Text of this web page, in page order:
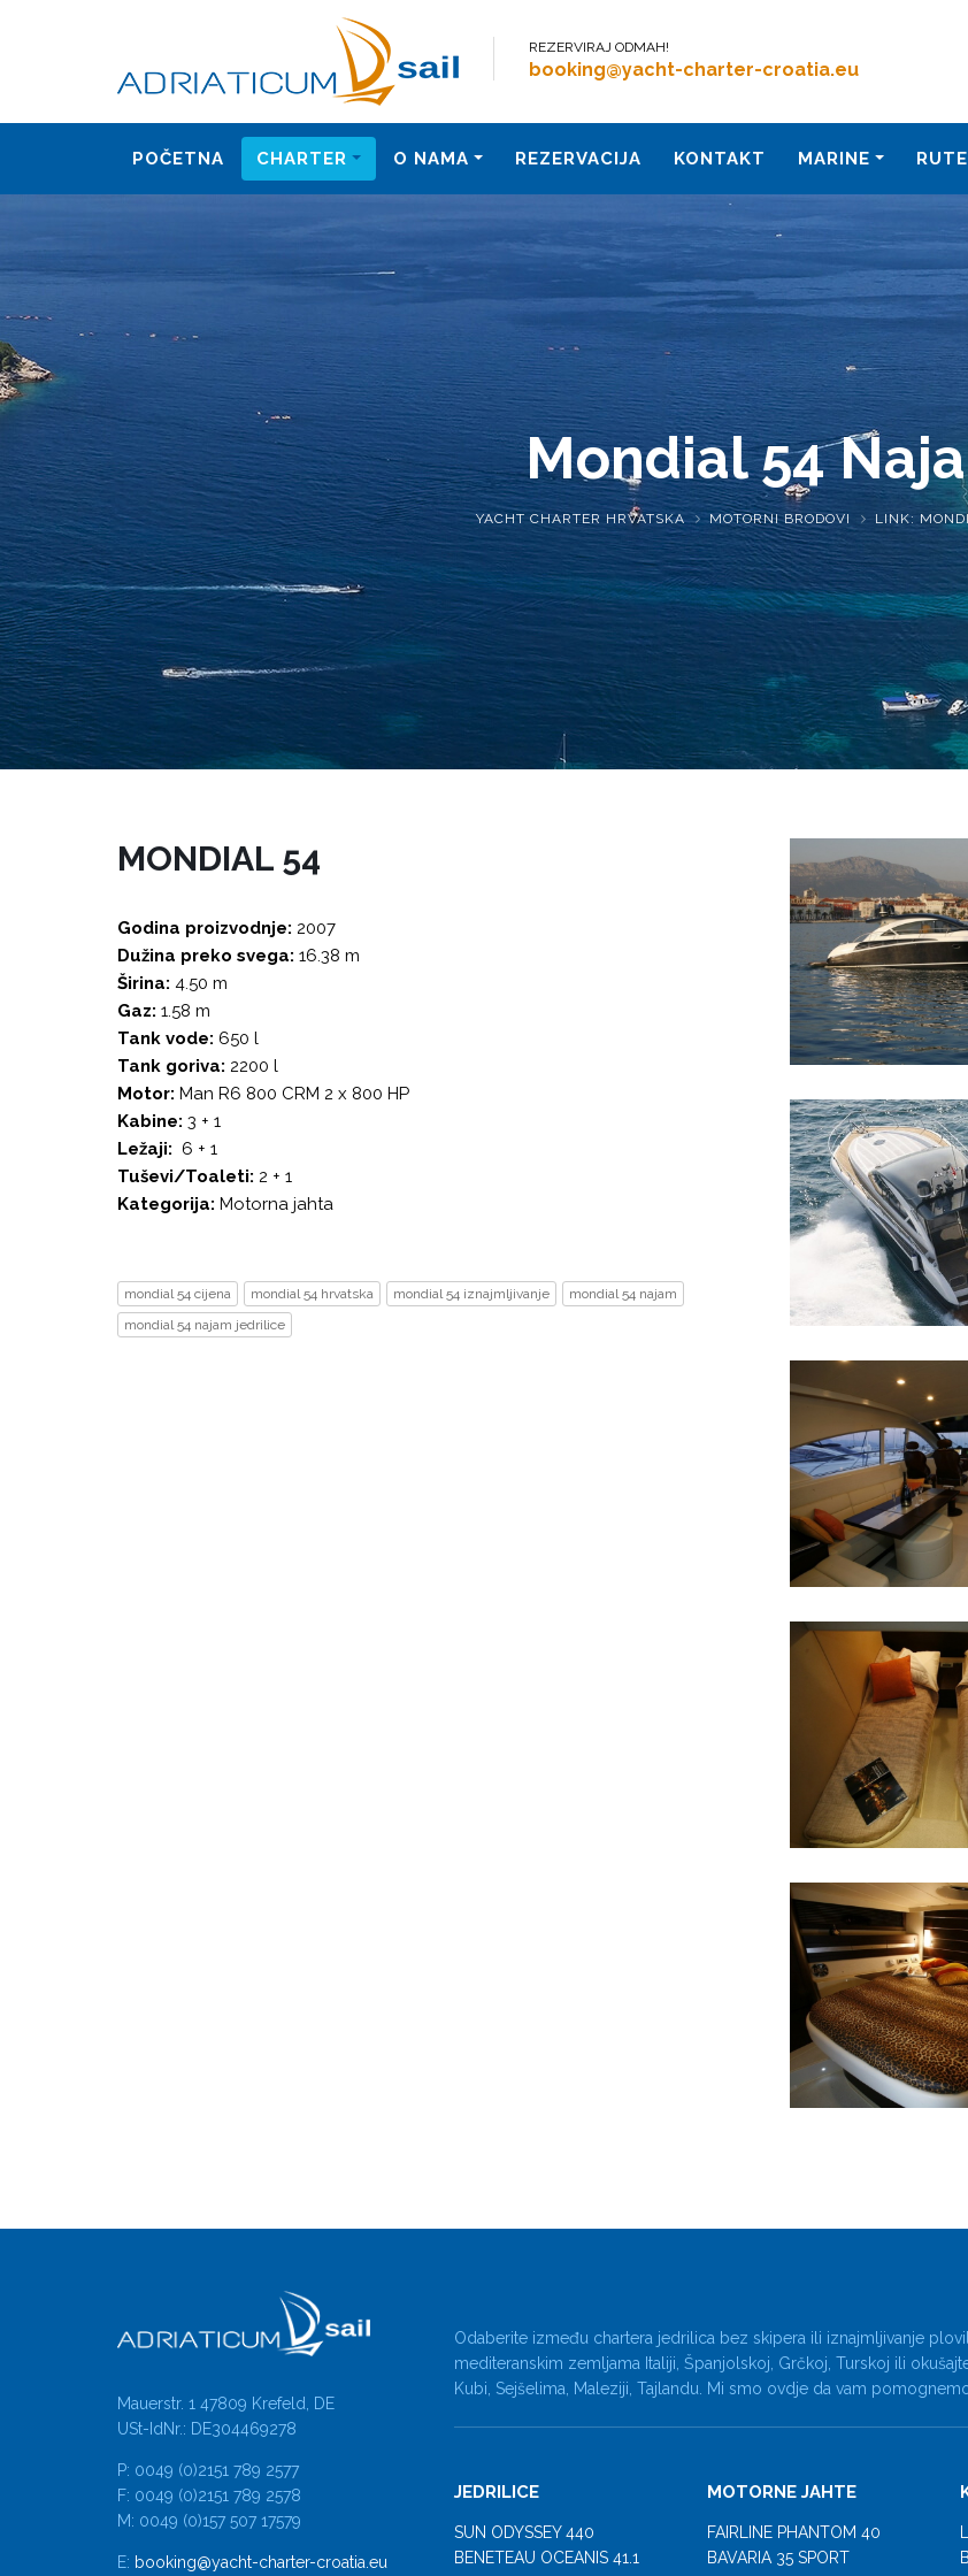
REZERVIRAJ ODMAH!
booking@yacht-charter-croatia.eu
POČETNA CHARTER O NAMA REZERVACIJA KONTAKT MARINE RUTE
Mondial 54
YACHT CHARTER HRVATSKA MOTORNI BRODOVI LINK:
MONDIAL 54
Godina proizvodnje: 2007
Dužina preko svega: 16.38 m
Širina: 4.50 m
Gaz: 1.58 m
Tank vode: 650 l
Tank goriva: 2200 l
Motor: Man R6 800 CRM 2 x 800 HP
Kabine: 3 + 1
Ležaji: 6 + 1
Tuševi/Toaleti: 2 + 1
Kategorija: Motorna jahta
mondial 54 cijena mondial 54 hrvatska mondial 54 iznajmljivanje
mondial 54 najam
mondial 54 najam jedrilice
Mauerstr. 1 47809 Krefeld, DE
USt-IdNr.: DE304469278
P: 0049 (0)2151 789 2577
F: 0049 (0)2151 789 2578
M: 0049 (0)157 507 17579
E: booking@yacht-charter-croatia.eu
Odaberite između chartera jedrilica bez skipera ili iznajmljivanje
mediteranskim zemljama Italiji, Španjolskoj, Grčkoj, Turskoj ili
Kubi, Sejšelima, Maleziji, Tajlandu. Mi smo ovdje da vam
JEDRILICE
SUN ODYSSEY 440
BENETEAU OCEANIS 41.1
MOTORNE JAHTE
FAIRLINE PHANTOM 40
BAVARIA 35 SPORT